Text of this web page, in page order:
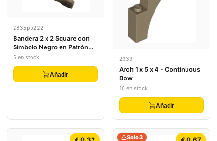
2335pb222
Bandera 2 x 2 Square con
Símbolo Negro en Patrón
Fondo Tan en Ambos Lados
5 en stock
Añadir
2339
Arch 1 x 5 x 4 - Continuous
Bow
10 en stock
Añadir
Solo 3